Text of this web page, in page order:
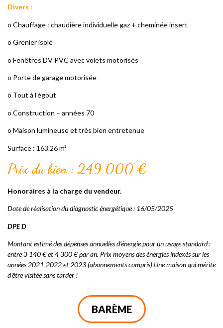
Divers :
o Chauffage : chaudière individuelle gaz + cheminée insert
o Grenier isolé
o Fenêtres DV PVC avec volets motorisés
o Porte de garage motorisée
o Tout à l’égout
o Construction – années 70
o Maison lumineuse et très bien entretenue
Surface : 163.26 m²
Prix du bien : 249 000 €
Honoraires à la charge du vendeur.
Date de réalisation du diagnostic énergétique : 16/05/2025
DPE D
Montant estimé des dépenses annuelles d’énergie pour un usage standard :
entre 3 140 € et 4 300 € par an. Prix moyens des énergies indexés sur les
années 2021-2022 et 2023 (abonnements compris) Une maison qui mérite
d’être visitée sans tarder !
BARÈME